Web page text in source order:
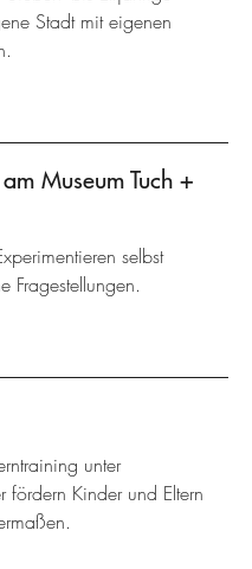
Stadt mit eigenen
Museum Tuch +
selbst
Fragestellungen.
unter
fördern Kinder und Eltern